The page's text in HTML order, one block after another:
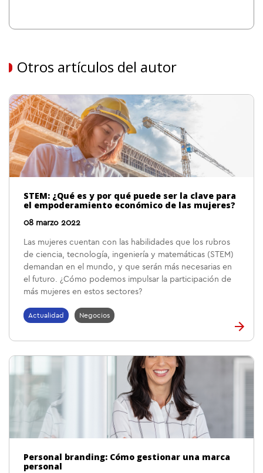
Otros artículos del autor
STEM: ¿Qué es y por qué puede ser la clave para
el empoderamiento económico de las mujeres?
08 marzo 2022
Las mujeres cuentan con las habilidades que los rubros
de ciencia, tecnología, ingeniería y matemáticas (STEM)
demandan en el mundo, y que serán más necesarias en
el futuro. ¿Cómo podemos impulsar la participación de
más mujeres en estos sectores?
Actualidad Negocios
Personal branding: Cómo gestionar una marca
personal